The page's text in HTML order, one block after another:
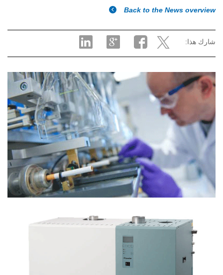
Back to the News overview
شارك هذا: